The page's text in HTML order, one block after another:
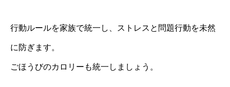
行動ルールを家族で統一し、ストレスと問題行動を未然
に防ぎます。
ごほうびのカロリーも統一しましょう。